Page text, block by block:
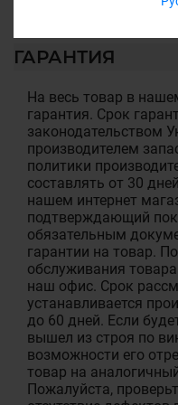
ГАРАНТИЯ
На весь товар в
гарантия. Срок
законодательством
производителем
политики
составлять от 30
нашем интернет
подтверждающий
обязательным
гарантии на товар.
обслуживания
наш офис. Срок
устанавливается
до 60 дней. Если
вышел из строя по
возможности его
товар на
Пожалуйста,